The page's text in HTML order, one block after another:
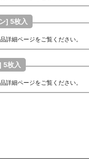
] 5枚入
詳細ページをご覧ください。
5枚入
詳細ページをご覧ください。